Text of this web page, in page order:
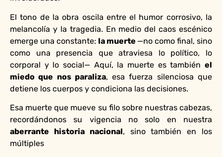
El tono de la obra oscila entre el humor corrosivo, la
melancolía y la tragedia. En medio del caos escénico
emerge una constante: la muerte —no como final, sino
como una presencia que atraviesa lo político, lo
corporal y lo social— Aquí, la muerte es también el
miedo que nos paraliza, esa fuerza silenciosa que
detiene los cuerpos y condiciona las decisiones.
Esa muerte que mueve su filo sobre nuestras cabezas,
recordándonos su vigencia no solo en nuestra
aberrante historia nacional, sino también en los
múltiples